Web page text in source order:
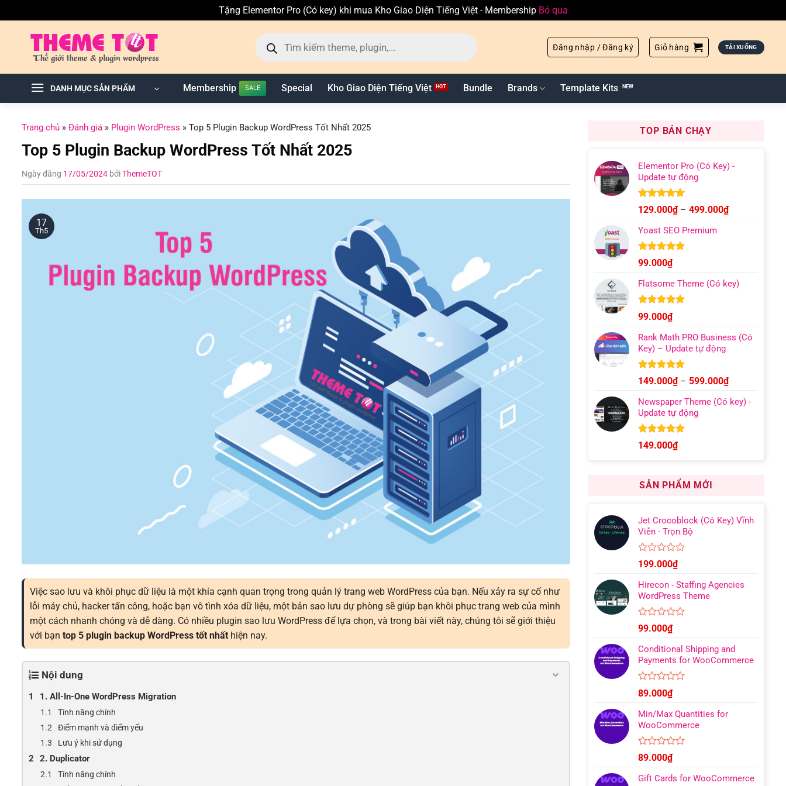
Tặng Elementor Pro (Có key) khi mua Kho Giao Diện Tiếng Việt - Membership Bỏ qua
Tìm
kiếm
sản
phẩm
Đăng nhập / Đăng ký Giỏ hàng TẢI XUỐNG
DANH MỤC SẢN PHẨM Membership Special Kho Giao Diện Tiếng Việt Bundle Brands Template Kits
Trang chủ » Đánh giá » Plugin WordPress » Top 5 Plugin Backup WordPress Tốt Nhất 2025
Top 5 Plugin Backup WordPress Tốt Nhất 2025
Ngày đăng 17/05/2024 bởiThemeTOT
17
Th5
Việc sao lưu và khôi phục dữ liệu là một khía cạnh quan trọng trong quản lý trang web WordPress của bạn. Nếu xảy ra sự cố như
lỗi máy chủ, hacker tấn công, hoặc bạn vô tình xóa dữ liệu, một bản sao lưu dự phòng sẽ giúp bạn khôi phục trang web của mình
một cách nhanh chóng và dễ dàng. Có nhiều plugin sao lưu WordPress để lựa chọn, và trong bài viết này, chúng tôi sẽ giới thiệu
với bạn top 5 plugin backup WordPress tốt nhất hiện nay.
Nội dung
1. All-In-One WordPress Migration
Tính năng chính
Điểm mạnh và điểm yếu
Lưu ý khi sử dụng
2. Duplicator
Tính năng chính
TOP BÁN CHẠY
Elementor Pro (Có Key) -
Update tự động
Được xếp
hạng4.93
5 sao
129.000₫ – 499.000₫Khoảng
Yoast SEO Premium
Được xếp
hạng4.96
5 sao
99.000₫
Flatsome Theme (Có key)
Được xếp
hạng4.95
5 sao
99.000₫
Rank Math PRO Business (Có
Key) – Update tự động
Được xếp
hạng5.00
5 sao
149.000₫ – 599.000₫Khoảng
từ
Newspaper Theme (Có key) -
Update tự động
Được xếp
hạng4.92
149.000₫
SẢN PHẨM MỚI
Jet Crocoblock (Có Key) Vĩnh
Viễn - Trọn Bộ
Được
xếp
hạng
0
5
sao
199.000₫
Hirecon - Staffing Agencies
WordPress Theme
Được
xếp
hạng
0
5
sao
99.000₫
Conditional Shipping and
Payments for WooCommerce
Được
xếp
hạng
0
5
sao
89.000₫
Min/Max Quantities for
WooCommerce
Được
xếp
hạng
0
89.000₫
Gift Cards for WooCommerce